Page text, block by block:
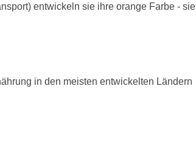
entwickeln sie ihre orange Farbe - sie
in den meisten entwickelten Ländern